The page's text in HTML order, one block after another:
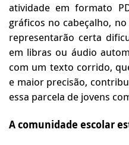
atividade em formato
gráficos no cabeçalho,
representarão certa
em libras ou áudio
com um texto corrido,
e maior precisão,
essa parcela de jovens
A comunidade escolar